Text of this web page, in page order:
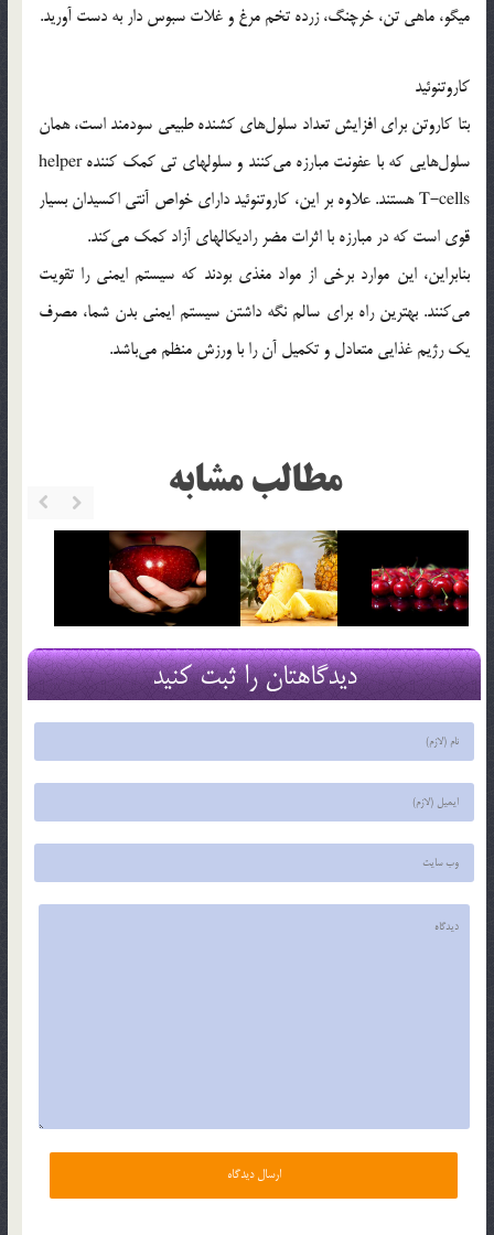
میگو، ماهی تن، خرچنگ، زرده تخم مرغ و غلات سبوس دار به دست آورید.
کاروتنوئید
بتا کاروتن برای افزایش تعداد سلول‌های کشنده طبیعی سودمند است، همان
سلول‌هایی که با عفونت مبارزه می‌کنند و سلولهای تی کمک کننده helper
T-cells هستند. علاوه بر این، کاروتنوئید دارای خواص آنتی اکسیدان بسیار
قوی است که در مبارزه با اثرات مضر رادیکالهای آزاد کمک می‌کند.
بنابراین، این موارد برخی از مواد مغذی بودند که سیستم ایمنی را تقویت
می‌کنند. بهترین راه برای سالم نگه داشتن سیستم ایمنی بدن شما، مصرف
یک رژیم غذایی متعادل و تکمیل آن را با ورزش منظم می‌باشد.
مطالب مشابه
دیدگاهتان را ثبت کنید